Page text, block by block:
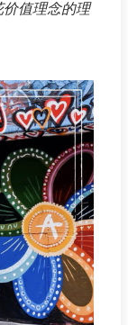
值理念的理